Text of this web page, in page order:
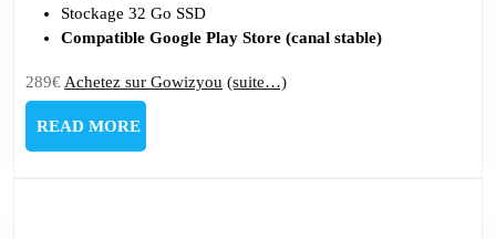
Stockage 32 Go SSD
Compatible Google Play Store (canal stable)
289€Achetez sur Gowizyou (suite…)
READ MOREREAD
MORE